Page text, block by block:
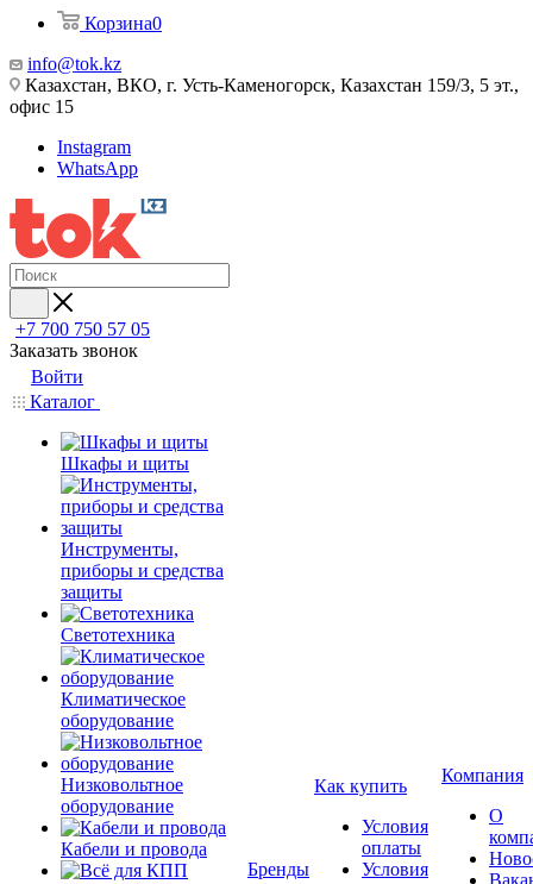
Корзина0
info@tok.kz
Казахстан, ВКО, г. Усть-Каменогорск, Казахстан 159/3, 5 эт.,
офис 15
Instagram
WhatsApp
+7 700 750 57 05
Заказать звонок
Войти
Каталог
Шкафы и щиты
Инструменты,
приборы и средства
защиты
Светотехника
Климатическое
оборудование
Низковольтное
оборудование
Кабели и провода
Бренды
Как купить
Условия
оплаты
Условия
Компания
О